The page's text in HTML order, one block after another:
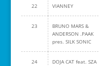
22 VIANNEY
23
BRUNO MARS &
ANDERSON .PAAK
pres. SILK SONIC
24 DOJA CAT feat. SZA